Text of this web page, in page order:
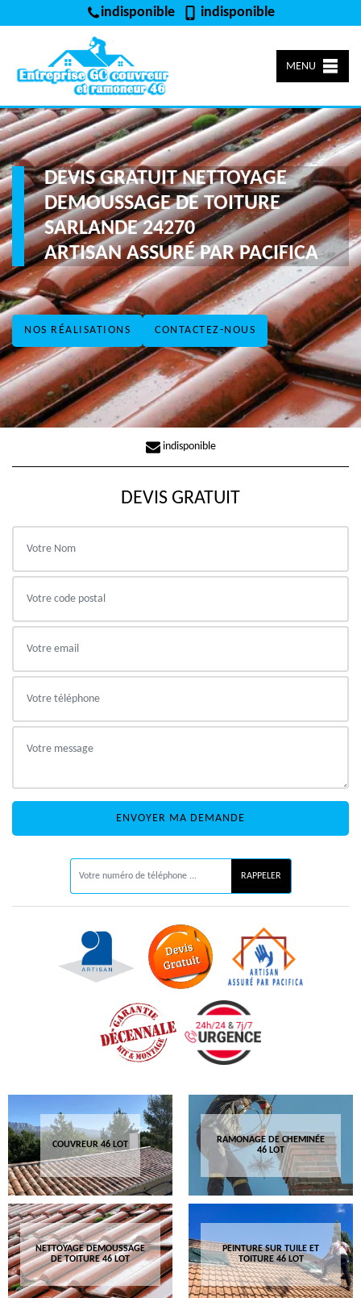
indisponible indisponible
MENU
NOS RÉALISATIONS CONTACTEZ-NOUS
DEVIS GRATUIT NETTOYAGE
DEMOUSSAGE DE TOITURE
SARLANDE 24270
ARTISAN ASSURÉ PAR PACIFICA
indisponible
DEVIS GRATUIT
COUVREUR 46 LOT
RAMONAGE DE CHEMINÉE
46 LOT
NETTOYAGE DEMOUSSAGE
DE TOITURE 46 LOT
PEINTURE SUR TUILE ET
TOITURE 46 LOT